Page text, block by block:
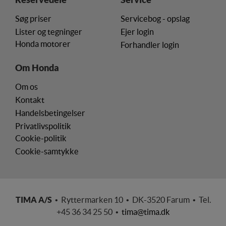
Søg priser
Lister og tegninger
Honda motorer
Servicebog - opslag
Ejer login
Forhandler login
Om Honda
Om os
Kontakt
Handelsbetingelser
Privatlivspolitik
Cookie-politik
Cookie-samtykke
TIMA A/S• Ryttermarken 10 • DK-3520 Farum • Tel.
+45 36 34 25 50 • tima@tima.dk